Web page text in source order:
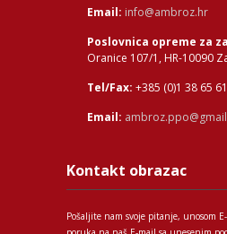
Email: info@ambroz.hr
Poslovnica opreme za
Oranice 107/1, HR-10090
Tel/Fax: +385 (0)1 38 65
Email:
Kontakt obrazac
Pošaljite nam svoje pitanje, unosom